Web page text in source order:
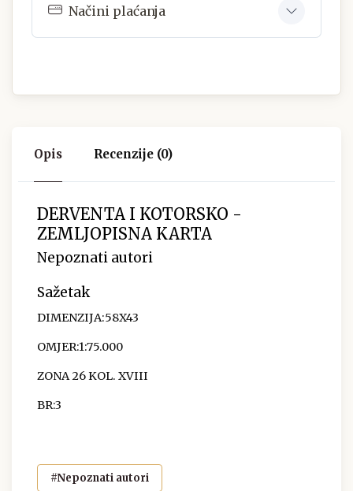
Načini plaćanja
Opis Recenzije (0)
DERVENTA I KOTORSKO -
ZEMLJOPISNA KARTA
Nepoznati autori
Sažetak
DIMENZIJA:58X43
OMJER:1:75.000
ZONA 26 KOL. XVIII
BR:3
#Nepoznati autori